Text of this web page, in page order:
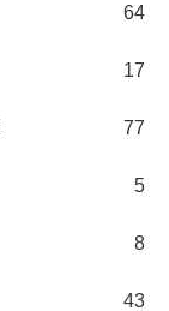
64
17
77
5
8
43